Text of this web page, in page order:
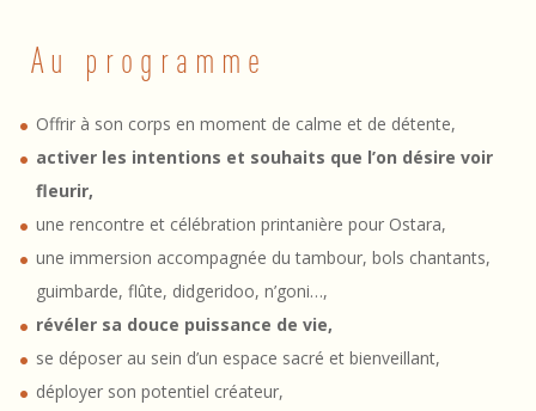
Au programme
Offrir à son corps en moment de calme et de détente,
activer les intentions et souhaits que l’on désire voir
fleurir,
une rencontre et célébration printanière pour Ostara,
une immersion accompagnée du tambour, bols chantants,
guimbarde, flûte, didgeridoo, n’goni…,
révéler sa douce puissance de vie,
se déposer au sein d’un espace sacré et bienveillant,
déployer son potentiel créateur,